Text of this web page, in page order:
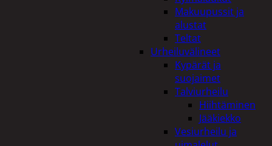
Makuupussit ja
alustat
Teltat
Urheiluvälineet
Kypärät ja
suojaimet
Talviurheilu
Hiihtäminen
Jääkiekko
Vesiurheilu ja